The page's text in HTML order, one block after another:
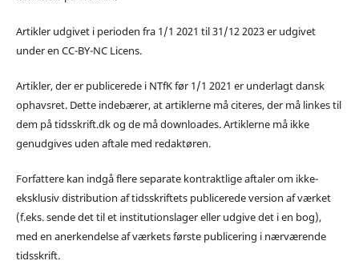
Artikler udgivet i perioden fra 1/1 2021 til 31/12 2023 er udgivet
under en CC-BY-NC Licens.
Artikler, der er publicerede i NTfK før 1/1 2021 er underlagt dansk
ophavsret. Dette indebærer, at artiklerne må citeres, der må linkes til
dem på tidsskrift.dk og de må downloades. Artiklerne må ikke
genudgives uden aftale med redaktøren.
Forfattere kan indgå flere separate kontraktlige aftaler om ikke-
eksklusiv distribution af tidsskriftets publicerede version af værket
(f.eks. sende det til et institutionslager eller udgive det i en bog),
med en anerkendelse af værkets første publicering i nærværende
tidsskrift.